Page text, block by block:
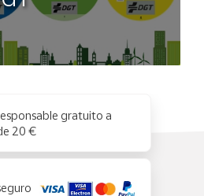
gratuito a
20 €